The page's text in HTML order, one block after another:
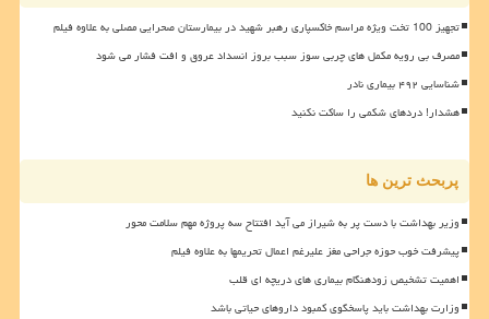
تجهیز 100 تخت ویژه مراسم خاکسپاری رهبر شهید در بیمارستان صحرایی مصلی به علاوه فیلم
مصرف بی رویه مکمل های چربی سوز سبب بروز انسداد عروق و افت فشار می شود
شناسایی ۴۹۲ بیماری نادر
هشدار! دردهای شکمی را ساکت نکنید
پربحث ترین ها
وزیر بهداشت با دست پر به شیراز می آید افتتاح سه پروژه مهم سلامت محور
پیشرفت خوب حوزه جراحی مغز علیرغم اعمال تحریمها به علاوه فیلم
اهمیت تشخیص زودهنگام بیماری های دریچه ای قلب
وزارت بهداشت باید پاسخگوی کمبود داروهای حیاتی باشد